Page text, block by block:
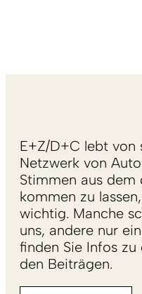
E+Z/D+C lebt von
Netzwerk von
Stimmen aus dem
kommen zu
wichtig. Manche
uns, andere nur
finden Sie Infos
den Beiträgen.